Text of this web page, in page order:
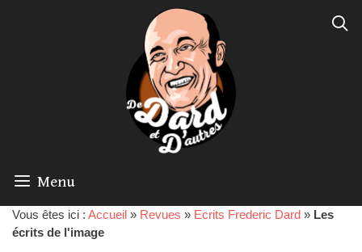
Menu
Vous êtes ici : Accueil » Revues » Ecrits Frederic Dard » Les
écrits de l'image